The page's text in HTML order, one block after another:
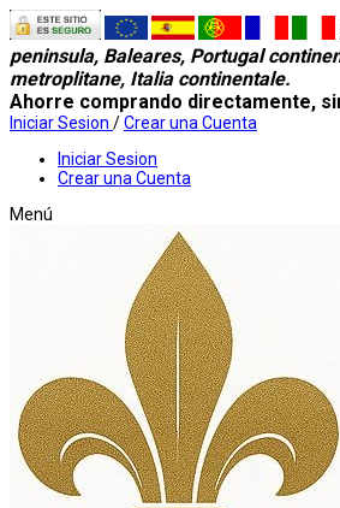
peninsula, Baleares, Portugal
metroplitane, Italia continentale.
Ahorre comprando directamente,
Iniciar Sesion /Crear una Cuenta
Iniciar Sesion
Crear una Cuenta
Menú